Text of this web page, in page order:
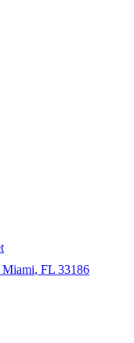
Miami, FL 33186